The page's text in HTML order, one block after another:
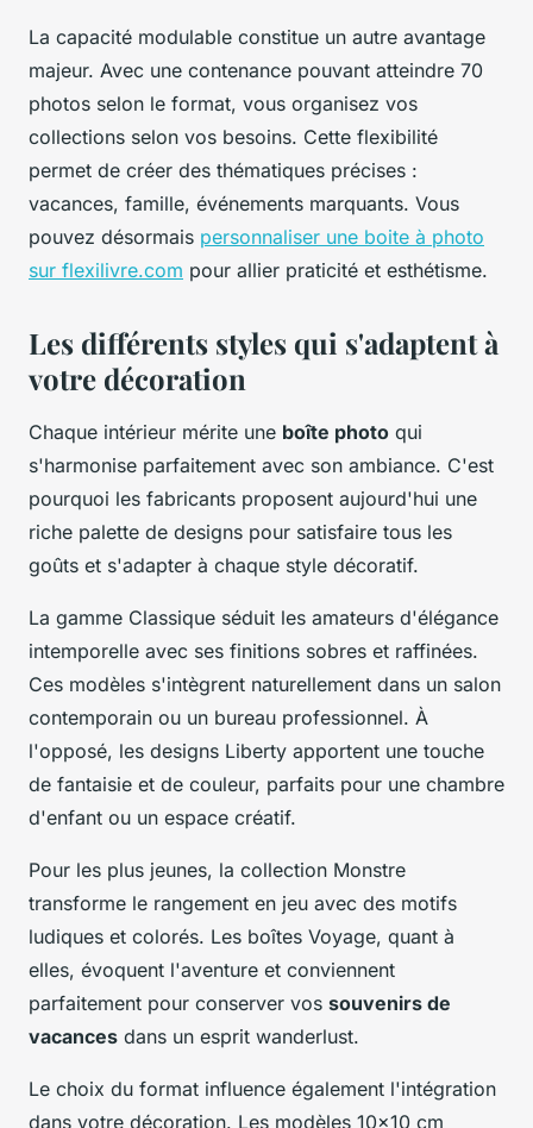
La capacité modulable constitue un autre avantage
majeur. Avec une contenance pouvant atteindre 70
photos selon le format, vous organisez vos
collections selon vos besoins. Cette flexibilité
permet de créer des thématiques précises :
vacances, famille, événements marquants. Vous
pouvez désormais personnaliser une boite à photo
sur flexilivre.com pour allier praticité et esthétisme.
Les différents styles qui s'adaptent à
votre décoration
Chaque intérieur mérite une boîte photo qui
s'harmonise parfaitement avec son ambiance. C'est
pourquoi les fabricants proposent aujourd'hui une
riche palette de designs pour satisfaire tous les
goûts et s'adapter à chaque style décoratif.
La gamme Classique séduit les amateurs d'élégance
intemporelle avec ses finitions sobres et raffinées.
Ces modèles s'intègrent naturellement dans un salon
contemporain ou un bureau professionnel. À
l'opposé, les designs Liberty apportent une touche
de fantaisie et de couleur, parfaits pour une chambre
d'enfant ou un espace créatif.
Pour les plus jeunes, la collection Monstre
transforme le rangement en jeu avec des motifs
ludiques et colorés. Les boîtes Voyage, quant à
elles, évoquent l'aventure et conviennent
parfaitement pour conserver vos souvenirs de
vacances dans un esprit wanderlust.
Le choix du format influence également l'intégration
dans votre décoration. Les modèles 10x10 cm